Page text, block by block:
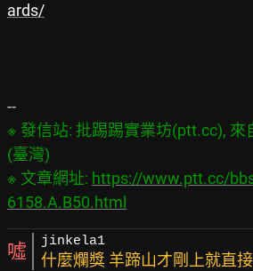
ards/
※ 發信站: 批踢踢實業坊(ptt.cc), 來
(臺灣)
※ 文章網址: https://www.ptt.cc/
6158.A.B50.html
噓 jinkela1
什麼爛獎 羊蹄山才剛上就直